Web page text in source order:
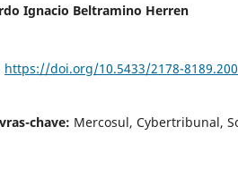
Ignacio Beltramino Herren
https://doi.org/10.5433/2178-
chave: Mercosul, Cybertribunal,